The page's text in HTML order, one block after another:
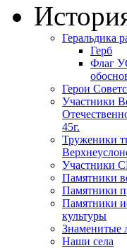
Геральдика
Герб
Флаг
Герои
Участники
45г.
Труженики
Участники
Памятники
Памятники
Памятники
культуры
Знаменитые
Наши села